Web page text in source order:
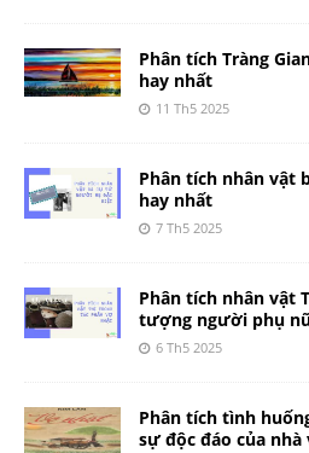
Phân tích Tràng
hay nhất
11 Th5 2025
Phân tích nhân vật
hay nhất
7 Th5 2025
Phân tích nhân vật
tượng người phụ
6 Th5 2025
Phân tích tình
sự độc đáo của nhà